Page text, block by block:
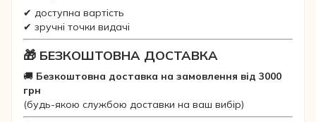
✔ доступна вартість
✔ зручні точки видачі
🎁 БЕЗКОШТОВНА ДОСТАВКА
🚚 Безкоштовна доставка на замовлення від 3000
грн
(будь-якою службою доставки на ваш вибір)